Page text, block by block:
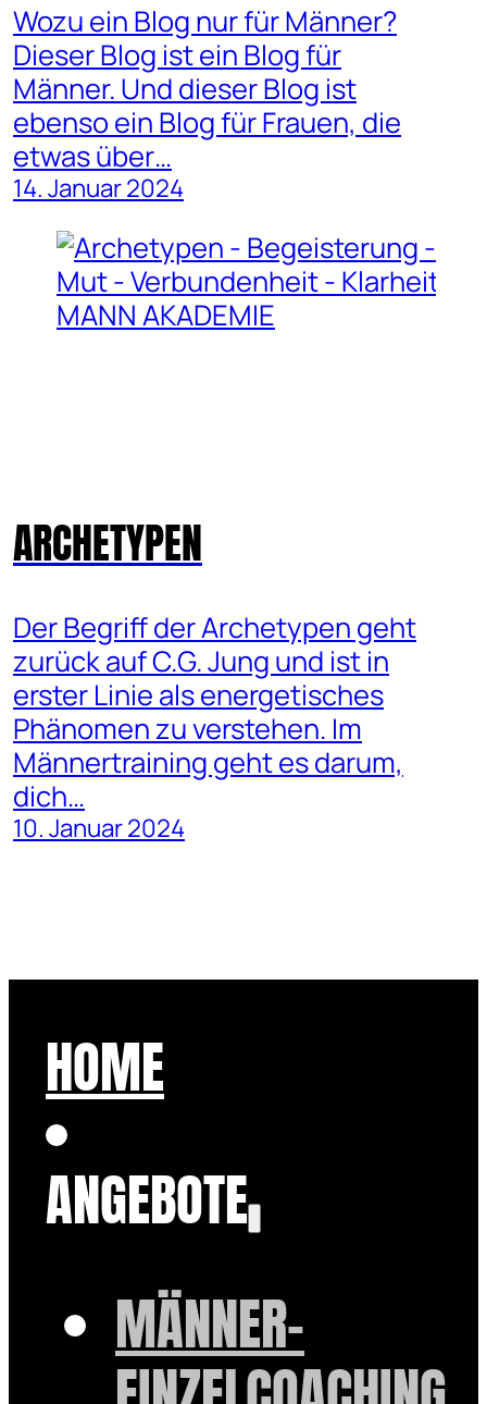
Wozu ein Blog nur für Männer?
Dieser Blog ist ein Blog für
Männer. Und dieser Blog ist
ebenso ein Blog für Frauen, die
etwas über…
14. Januar 2024
ARCHETYPEN
Der Begriff der Archetypen geht
zurück auf C.G. Jung und ist in
erster Linie als energetisches
Phänomen zu verstehen. Im
Männertraining geht es darum,
dich…
10. Januar 2024
HOME
ANGEBOTE
MÄNNER-